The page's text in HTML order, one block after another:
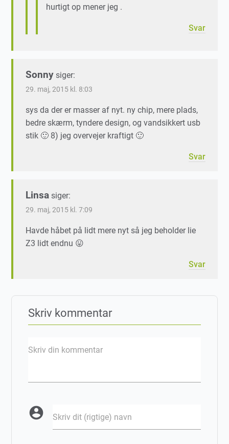
hurtigt op mener jeg .
Svar
Sonny siger:
29. maj, 2015 kl. 8:03
sys da der er masser af nyt. ny chip, mere plads,
bedre skærm, tyndere design, og vandsikkert usb
stik 🙂 8) jeg overvejer kraftigt 🙂
Svar
Linsa siger:
29. maj, 2015 kl. 7:09
Havde håbet på lidt mere nyt så jeg beholder lie
Z3 lidt endnu 😛
Svar
Skriv kommentar
Skriv din kommentar
account_circle Skriv dit (rigtige) navn